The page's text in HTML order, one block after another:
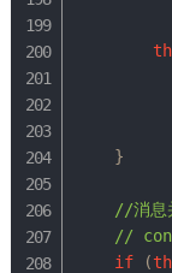
}
//消息
//
if
(